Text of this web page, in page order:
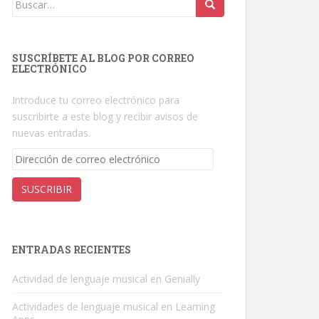
SUSCRÍBETE AL BLOG POR CORREO
ELECTRÓNICO
Introduce tu correo electrónico para
suscribirte a este blog y recibir avisos de
nuevas entradas.
Dirección
correo
electrónico
SUSCRIBIR
ENTRADAS RECIENTES
Actividad de lenguaje musical en Genially
Actividades de lenguaje musical en Learning